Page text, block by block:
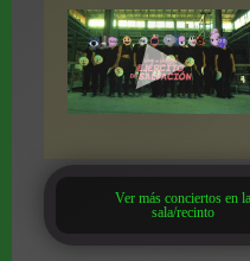
Ver más conciertos en la
sala/recinto